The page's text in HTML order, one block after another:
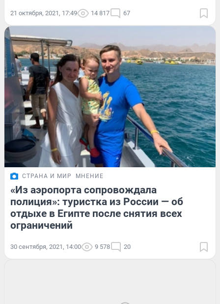
21 октября, 2021, 17:49 14 817 67
СТРАНА И МИР МНЕНИЕ
«Из аэропорта сопровождала
полиция»: туристка из России — об
отдыхе в Египте после снятия всех
ограничений
30 сентября, 2021, 14:00 9 578 20